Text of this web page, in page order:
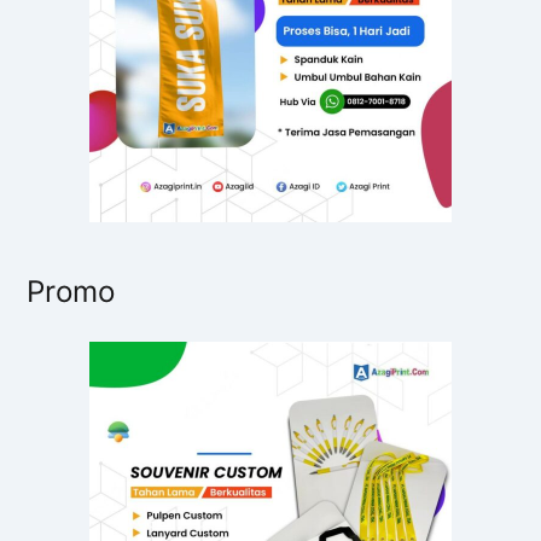
Promo